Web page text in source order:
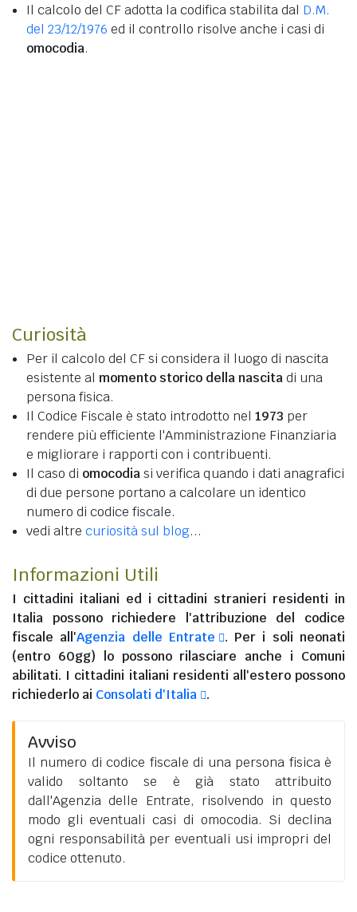
Il calcolo del CF adotta la codifica stabilita dal D.M.
del 23/12/1976 ed il controllo risolve anche i casi di
omocodia.
Curiosità
Per il calcolo del CF si considera il luogo di nascita
esistente al momento storico della nascitadi una
persona fisica.
Il Codice Fiscale è stato introdotto nel 1973 per
rendere più efficiente l'Amministrazione Finanziaria
e migliorare i rapporti con i contribuenti.
Il caso di omocodiasi verifica quando i dati anagrafici
di due persone portano a calcolare un identico
numero di codice fiscale.
vedi altre curiosità sul blog...
Informazioni Utili
I cittadini italiani ed i cittadini stranieri residenti in
Italia possono richiedere l'attribuzione del codice
fiscale all'Agenzia delle Entrate
. Per i soli neonati
(entro 60gg) lo possono rilasciare anche i Comuni
abilitati. I cittadini italiani residenti all'esteropossono
richiederlo ai Consolati d'Italia .
Avviso
Il numero di codice fiscale di una persona fisica è
valido soltanto se è già stato attribuito
dall'Agenzia delle Entrate, risolvendo in questo
modo gli eventuali casi di omocodia. Si declina
ogni responsabilità per eventuali usi impropri del
codice ottenuto.